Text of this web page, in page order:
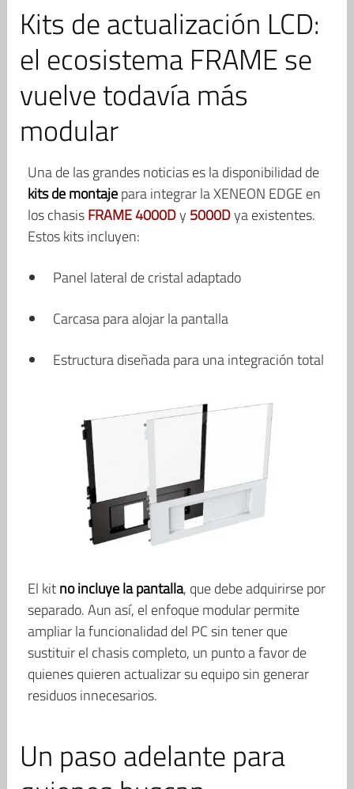
Kits de actualización LCD:
el ecosistema FRAME se
vuelve todavía más
modular
Una de las grandes noticias es la disponibilidad de
kits de montajepara integrar la XENEON EDGE en
los chasisFRAME 4000Dy 5000Dya existentes.
Estos kits incluyen:
Panel lateral de cristal adaptado
Carcasa para alojar la pantalla
Estructura diseñada para una integración total
El kitno incluye la pantalla, que debe adquirirse por
separado. Aun así, el enfoque modular permite
ampliar la funcionalidad del PC sin tener que
sustituir el chasis completo, un punto a favor de
quienes quieren actualizar su equipo sin generar
residuos innecesarios.
Un paso adelante para